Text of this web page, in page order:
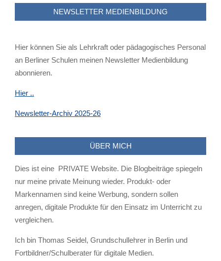
NEWSLETTER MEDIENBILDUNG
Hier können Sie als Lehrkraft oder pädagogisches Personal
an Berliner Schulen meinen Newsletter Medienbildung
abonnieren.
Hier ..
Newsletter-Archiv 2025-26
ÜBER MICH
Dies ist eine PRIVATE Website. Die Blogbeiträge spiegeln
nur meine private Meinung wieder. Produkt- oder
Markennamen sind keine Werbung, sondern sollen
anregen, digitale Produkte für den Einsatz im Unterricht zu
vergleichen.
Ich bin Thomas Seidel, Grundschullehrer in Berlin und
Fortbildner/Schulberater für digitale Medien.